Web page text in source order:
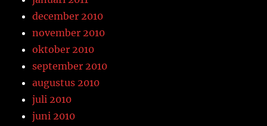
december 2010
november 2010
oktober 2010
september 2010
augustus 2010
juli 2010
juni 2010